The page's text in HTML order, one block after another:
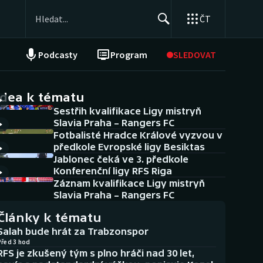
ČT
Podcasty Program SLEDOVAT
NEPŘEHLÉDNĚTE
Historické návraty
Aplikace ČT sport
AZ kvíz
k tématu
Sestřih kvalifikace Ligy mistryň
Slavia Praha – Rangers FC
Fotbalisté Hradce Králové vyzvou v
předkole Evropské ligy Besiktas
Jablonec čeká ve 3. předkole
Konferenční ligy RFS Riga
Záznam kvalifikace Ligy mistryň
Slavia Praha – Rangers FC
k tématu
bude hrát za Trabzonspor
3 hod
je zkušený tým s plno hráči nad 30 let,